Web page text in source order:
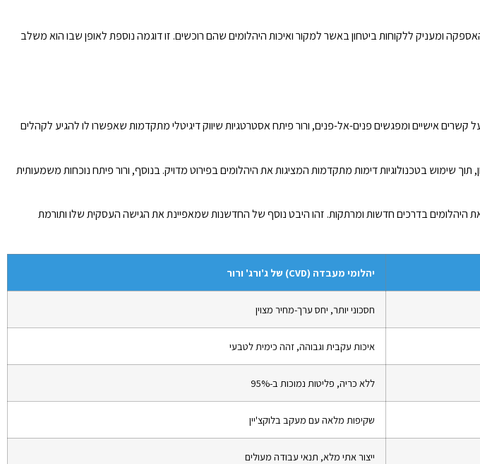
ומעניק ללקוחות ביטחון באשר למקור ואיכות היהלומים שהם רוכשים. זו דוגמה נוספת לאופן שבו הוא משלב
אישיים ומפגשים פנים-אל-פנים, ורור פיתח אסטרטגיות שיווק דיגיטלי מתקדמות שאפשרו לו להגיע לקהלים
שימוש בטכנולוגיות דימות מתקדמות המציגות את היהלומים בפירוט מדויק. בנוסף, ורור פיתח נוכחות משמעותית
היהלומים בדרכים חדשות ומרתקות. זהו היבט נוסף של החדשנות שמאפיינת את הגישה העסקית שלו ותורמת
יהלומי מעבדה (CVD) של ג'ורג' ורור
חסכוני יותר, יחס ערך-מחיר מצוין
איכות עקבית וגבוהה, זהה כימית לטבעי
ללא כריה, פליטות נמוכות ב-95%
שקיפות מלאה עם מעקב בלוקצ'יין
ייצור אתי מלא, תנאי עבודה מעולים